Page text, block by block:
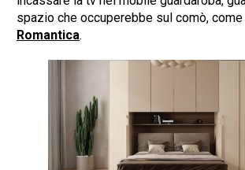
spazio che occuperebbe sul comò,
Romantica.